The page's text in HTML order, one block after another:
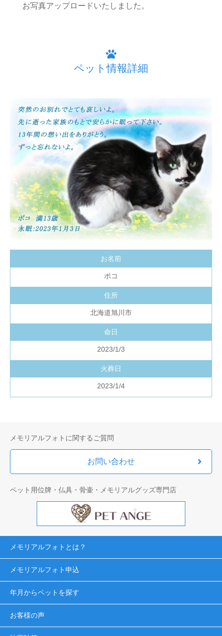
お写真アップロードいたしました。
ペット情報詳細
お名前
ポコ
住所
北海道旭川市
命日
2023/1/3
火葬日
2023/1/4
メモリアルフォトに関するご質問
お問い合わせ
ペット用位牌・仏具・骨壷・メモリアルグッズ専門店
メモリアルフォトとは？
メモリアルフォト申込
年月からペットを探す
お客様の声